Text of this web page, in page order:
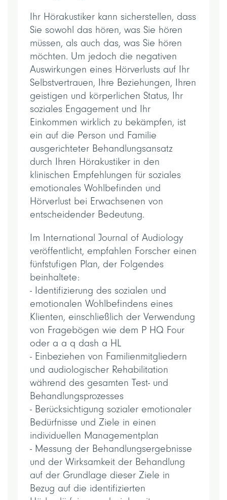
Ihr Hörakustiker kann sicherstellen, dass
Sie sowohl das hören, was Sie hören
müssen, als auch das, was Sie hören
möchten. Um jedoch die negativen
Auswirkungen eines Hörverlusts auf Ihr
Selbstvertrauen, Ihre Beziehungen, Ihren
geistigen und körperlichen Status, Ihr
soziales Engagement und Ihr
Einkommen wirklich zu bekämpfen, ist
ein auf die Person und Familie
ausgerichteter Behandlungsansatz
durch Ihren Hörakustiker in den
klinischen Empfehlungen für soziales
emotionales Wohlbefinden und
Hörverlust bei Erwachsenen von
entscheidender Bedeutung.
Im International Journal of Audiology
veröffentlicht, empfahlen Forscher einen
fünfstufigen Plan, der Folgendes
beinhaltete:
- Identifizierung des sozialen und
emotionalen Wohlbefindens eines
Klienten, einschließlich der Verwendung
von Fragebögen wie dem P HQ Four
oder a a q dash a HL
- Einbeziehen von Familienmitgliedern
und audiologischer Rehabilitation
während des gesamten Test- und
Behandlungsprozesses
- Berücksichtigung sozialer emotionaler
Bedürfnisse und Ziele in einen
individuellen Managementplan
- Messung der Behandlungsergebnisse
und der Wirksamkeit der Behandlung
auf der Grundlage dieser Ziele in
Bezug auf die identifizierten